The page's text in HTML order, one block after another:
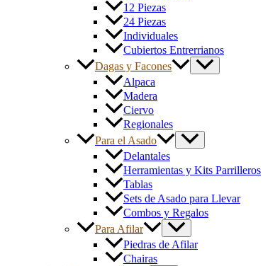
12 Piezas
24 Piezas
Individuales
Cubiertos Entrerrianos
Dagas y Facones
Alpaca
Madera
Ciervo
Regionales
Para el Asado
Delantales
Herramientas y Kits Parrilleros
Tablas
Sets de Asado para Llevar
Combos y Regalos
Para Afilar
Piedras de Afilar
Chairas